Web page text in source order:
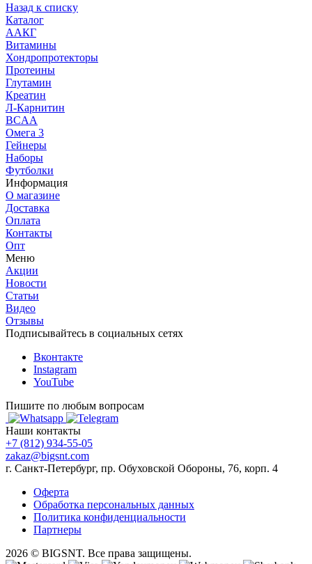
Назад к списку
Каталог
ААКГ
Витамины
Хондропротекторы
Протеины
Глутамин
Креатин
Л-Карнитин
BCAA
Омега 3
Гейнеры
Наборы
Футболки
Информация
О магазине
Доставка
Оплата
Контакты
Опт
Меню
Акции
Новости
Статьи
Видео
Отзывы
Подписывайтесь в социальных сетях
Вконтакте
Instagram
YouTube
Пишите по любым вопросам
Наши контакты
+7 (812) 934-55-05
zakaz@bigsnt.com
г. Санкт-Петербург, пр. Обуховской Обороны, 76, корп. 4
Оферта
Обработка персональных данных
Политика конфиденциальности
Партнеры
2026 © BIGSNT. Все права защищены.